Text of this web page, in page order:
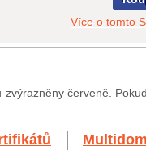
Více o tomto
zvýrazněny červeně.